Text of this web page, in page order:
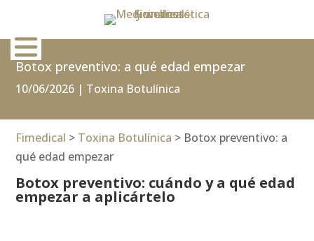
Botox preventivo: a qué edad empezar
10/06/2026 | Toxina Botulínica
Fimedical > Toxina Botulínica > Botox preventivo: a
qué edad empezar
Botox preventivo: cuándo y a qué edad
empezar a aplicártelo